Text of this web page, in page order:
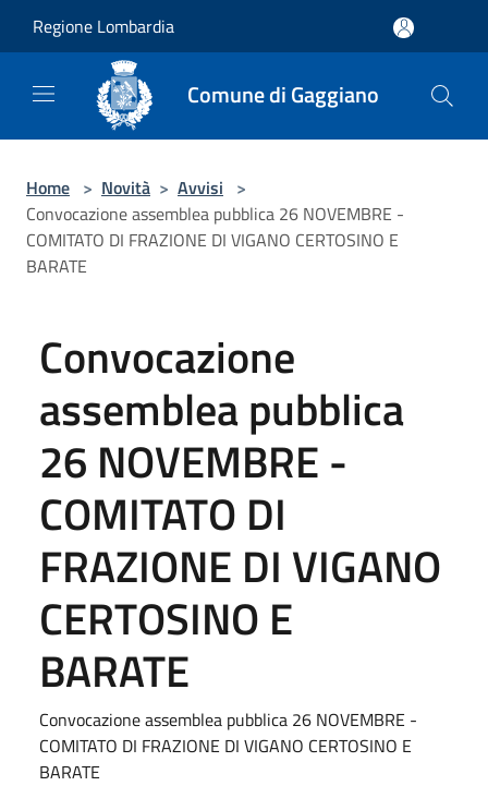
Regione Lombardia
Comune di Gaggiano
Home > Novità > Avvisi >
Convocazione assemblea pubblica 26 NOVEMBRE -
COMITATO DI FRAZIONE DI VIGANO CERTOSINO E
BARATE
Convocazione
assemblea pubblica
26 NOVEMBRE -
COMITATO DI
FRAZIONE DI VIGANO
CERTOSINO E
BARATE
Convocazione assemblea pubblica 26 NOVEMBRE -
COMITATO DI FRAZIONE DI VIGANO CERTOSINO E
BARATE